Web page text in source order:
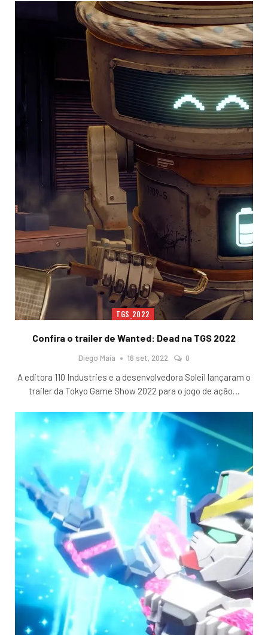
TGS_2022
Confira o trailer de Wanted: Dead na TGS 2022
Diego Maia 16 set, 2022 0
A editora 110 Industries e a desenvolvedora Soleil lançaram o
trailer da Tokyo Game Show 2022 para o jogo de ação…